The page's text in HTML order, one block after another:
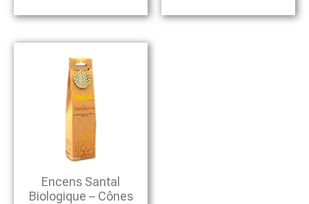
Encens Santal
Biologique – Cônes